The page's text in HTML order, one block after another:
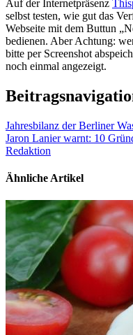
Auf der Internetpräsenz
selbst testen, wie gut das
Webseite mit dem Buttun
bedienen. Aber Achtung:
bitte per Screenshot
noch einmal angezeigt.
Jahresbilanz der Berliner
Jaron Lanier warnt: 10
Redaktion
Ähnliche Artikel